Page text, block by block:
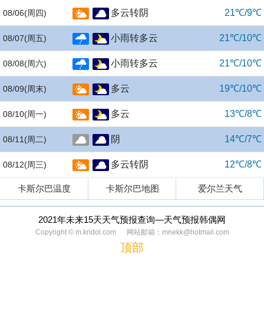
08/06(周四) 多云转阴 21℃/9℃
08/07(周五) 小雨转多云 21℃/10℃
08/08(周六) 小雨转多云 21℃/10℃
08/09(周末) 多云 19℃/10℃
08/10(周一) 多云 13℃/8℃
08/11 (周二) 阴 14℃/7℃
08/12(周三) 多云转阴 12℃/8℃
卡斯尔巴温度 卡斯尔巴地图 爱尔兰天气
2021年未来15天天气预报查询—天气预报韩偶网
Copyright © m.kridol.com 网站邮箱：mnekk@hotmail.com
顶部